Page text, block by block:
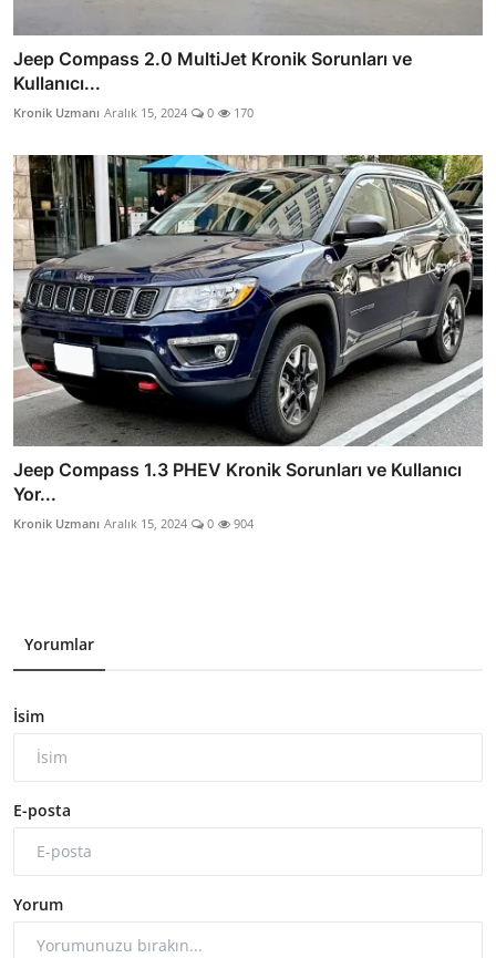
Jeep Compass 2.0 MultiJet Kronik Sorunları ve
Kullanıcı...
Kronik Uzmanı Aralık 15, 2024 0 170
Jeep Compass 1.3 PHEV Kronik Sorunları ve Kullanıcı
Yor...
Kronik Uzmanı Aralık 15, 2024 0 904
Yorumlar
İsim
E-posta
Yorum